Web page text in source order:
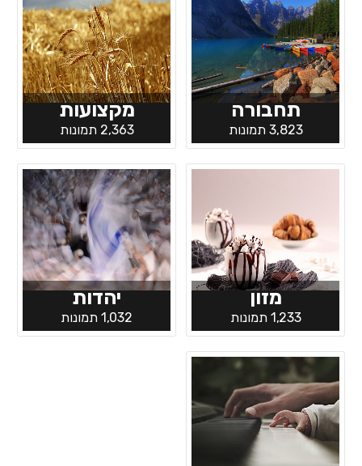
תחבורה
3,823 תמונות
מקצועות
2,363 תמונות
מזון
1,233 תמונות
יהדות
1,032 תמונות